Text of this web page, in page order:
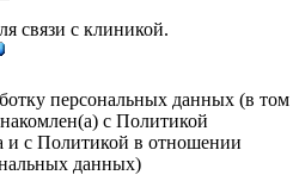
связи с клиникой.
персональных данных (в том
с Политикой
и с Политикой в отношении
данных)